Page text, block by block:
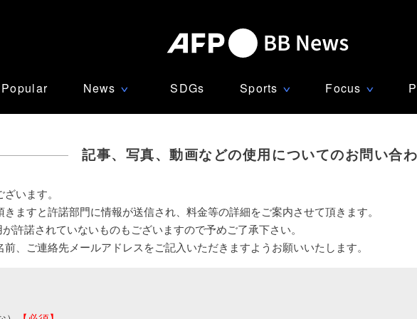
Popular News ∨ SDGs Sports ∨ Focus ∨
記事、写真、動画などの使用についてのお問い合
います。
ますと許諾部門に情報が送信され、料金等の詳細をご案内させて頂きます。
許諾されていないものもございますので予めご了承下さい。
、ご連絡先メールアドレスをご記入いただきますようお願いいたします。